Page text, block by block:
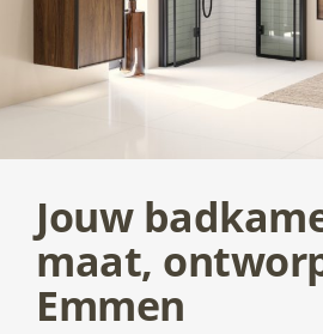
Jouw
maat,
Emmen